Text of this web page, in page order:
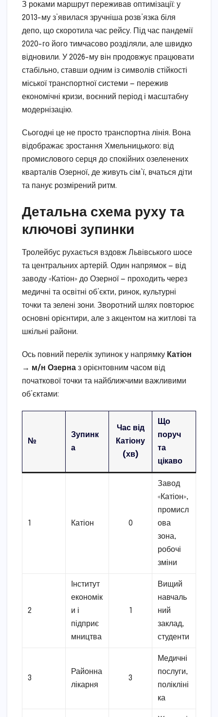
З роками маршрут переживав оптимізації: у
2013-му з’явилася зручніша розв’язка біля
депо, що скоротила час рейсу. Під час пандемії
2020-го його тимчасово розділяли, але швидко
відновили. У 2026-му він продовжує працювати
стабільно, ставши одним із символів стійкості
міської транспортної системи — пережив
економічні кризи, воєнний період і масштабну
модернізацію.
Сьогодні це не просто транспортна лінія. Вона
відображає зростання Хмельницького: від
промислового серця до спокійних озеленених
кварталів Озерної, де живуть сім’ї, вчаться діти
та панує розмірений ритм.
Детальна схема руху та
ключові зупинки
Тролейбус рухається вздовж Львівського шосе
та центральних артерій. Один напрямок — від
заводу «Катіон» до Озерної — проходить через
медичні та освітні об’єкти, ринок, культурні
точки та зелені зони. Зворотний шлях повторює
основні орієнтири, але з акцентом на житлові та
шкільні райони.
Ось повний перелік зупинок у напрямку Катіон
→ м/н Озерна з орієнтовним часом від
початкової точки та найближчими важливими
об’єктами:
№
Зупинк
а
Час від
Катіону
(хв)
Що
поруч
та
цікаво
1 Катіон 0
Завод
«Катіон»,
промисл
ова
зона,
робочі
зміни
2
Інститут
економік
и і
підприє
мництва
1
Вищий
навчаль
ний
заклад,
студенти
3
Районна
лікарня
3
Медичні
послуги,
полікліні
ка